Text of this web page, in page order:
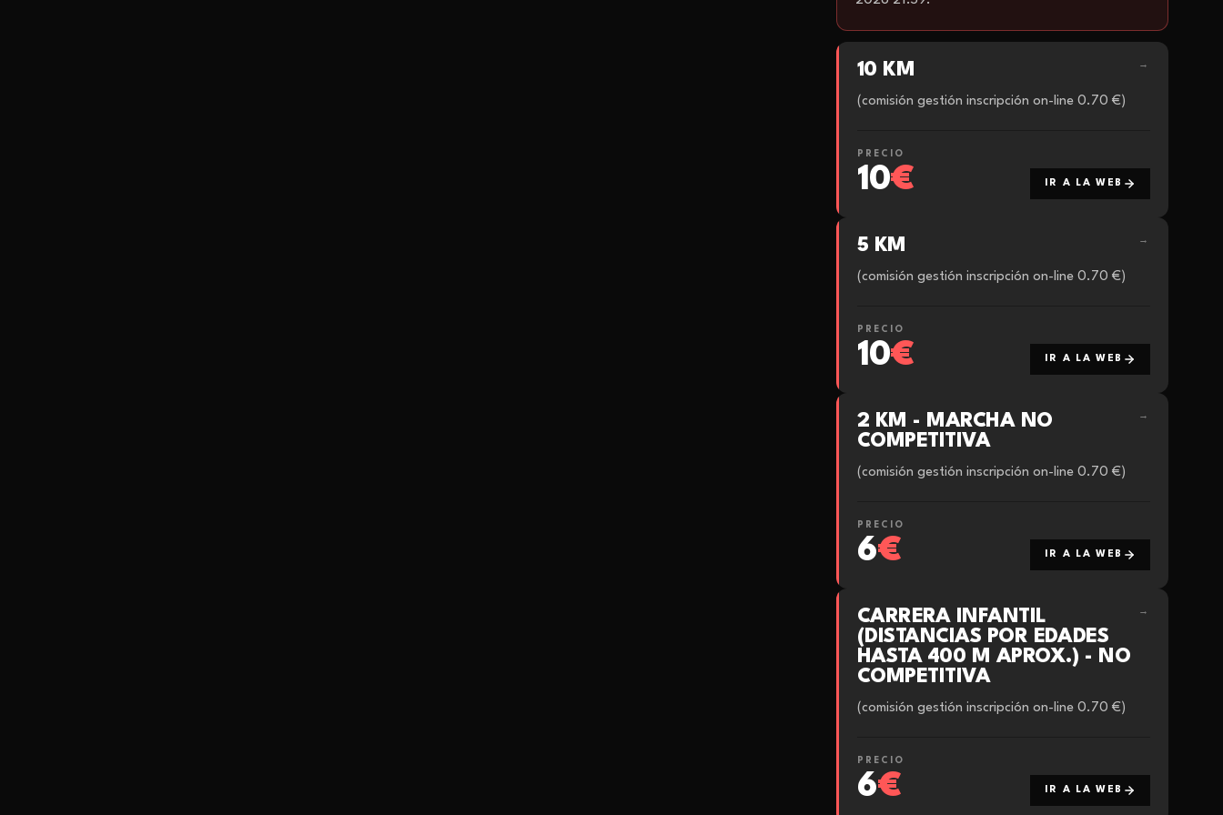
10 KM →
(comisión gestión inscripción on-line 0.70 €)
PRECIO
10€ IR A LA WEB
5 KM →
(comisión gestión inscripción on-line 0.70 €)
PRECIO
10€ IR A LA WEB
2 KM - MARCHA NO
COMPETITIVA
→
(comisión gestión inscripción on-line 0.70 €)
PRECIO
6€ IR A LA WEB
CARRERA INFANTIL
(DISTANCIAS POR EDADES
HASTA 400 M APROX.) - NO
COMPETITIVA
→
(comisión gestión inscripción on-line 0.70 €)
PRECIO
6€ IR A LA WEB